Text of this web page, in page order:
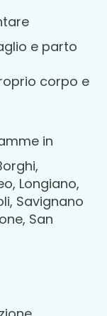
e parto
corpo e
in
Longiano,
Savignano
San